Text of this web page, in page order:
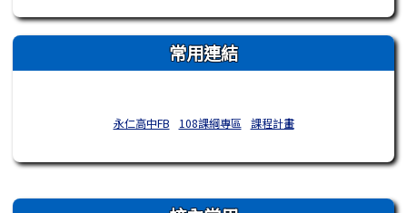
常用連結
永仁高中FB 108課綱專區 課程計畫